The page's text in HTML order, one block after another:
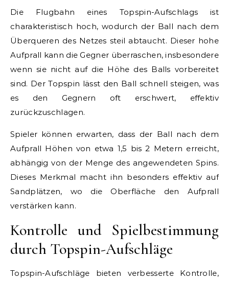
Die Flugbahn eines Topspin-Aufschlags ist
charakteristisch hoch, wodurch der Ball nach dem
Überqueren des Netzes steil abtaucht. Dieser hohe
Aufprall kann die Gegner überraschen, insbesondere
wenn sie nicht auf die Höhe des Balls vorbereitet
sind. Der Topspin lässt den Ball schnell steigen, was
es den Gegnern oft erschwert, effektiv
zurückzuschlagen.
Spieler können erwarten, dass der Ball nach dem
Aufprall Höhen von etwa 1,5 bis 2 Metern erreicht,
abhängig von der Menge des angewendeten Spins.
Dieses Merkmal macht ihn besonders effektiv auf
Sandplätzen, wo die Oberfläche den Aufprall
verstärken kann.
Kontrolle und Spielbestimmung
durch Topspin-Aufschläge
Topspin-Aufschläge bieten verbesserte Kontrolle,